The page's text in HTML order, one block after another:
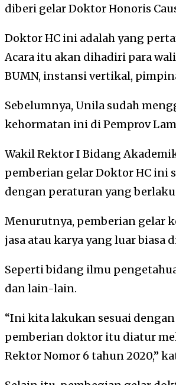
diberi gelar Doktor Honoris
Doktor HC ini adalah yang
Acara itu akan dihadiri para
BUMN, instansi vertikal,
Sebelumnya, Unila sudah
kehormatan ini di Pemprov
Wakil Rektor I Bidang
pemberian gelar Doktor HC ini
dengan peraturan yang
Menurutnya, pemberian gelar
jasa atau karya yang luar biasa
Seperti bidang ilmu
dan lain-lain.
“Ini kita lakukan sesuai
pemberian doktor itu diatur
Rektor Nomor 6 tahun 2020,”